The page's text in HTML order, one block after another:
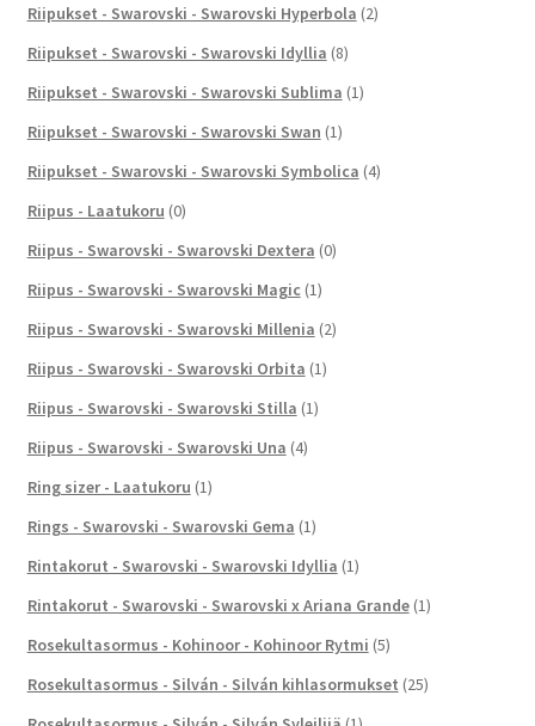
Riipukset - Swarovski - Swarovski Hyperbola (2)
Riipukset - Swarovski - Swarovski Idyllia (8)
Riipukset - Swarovski - Swarovski Sublima (1)
Riipukset - Swarovski - Swarovski Swan (1)
Riipukset - Swarovski - Swarovski Symbolica (4)
Riipus - Laatukoru (0)
Riipus - Swarovski - Swarovski Dextera (0)
Riipus - Swarovski - Swarovski Magic (1)
Riipus - Swarovski - Swarovski Millenia (2)
Riipus - Swarovski - Swarovski Orbita (1)
Riipus - Swarovski - Swarovski Stilla (1)
Riipus - Swarovski - Swarovski Una (4)
Ring sizer - Laatukoru (1)
Rings - Swarovski - Swarovski Gema (1)
Rintakorut - Swarovski - Swarovski Idyllia (1)
Rintakorut - Swarovski - Swarovski x Ariana Grande (1)
Rosekultasormus - Kohinoor - Kohinoor Rytmi (5)
Rosekultasormus - Silván - Silván kihlasormukset (25)